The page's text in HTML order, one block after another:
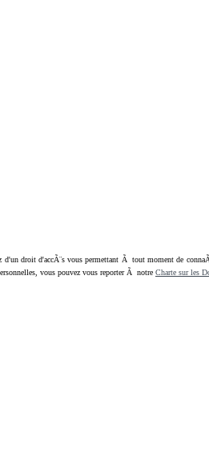
droit d'accÃ¨s vous permettant Ã tout moment de
vous pouvez vous reporter Ã notre Charte sur les